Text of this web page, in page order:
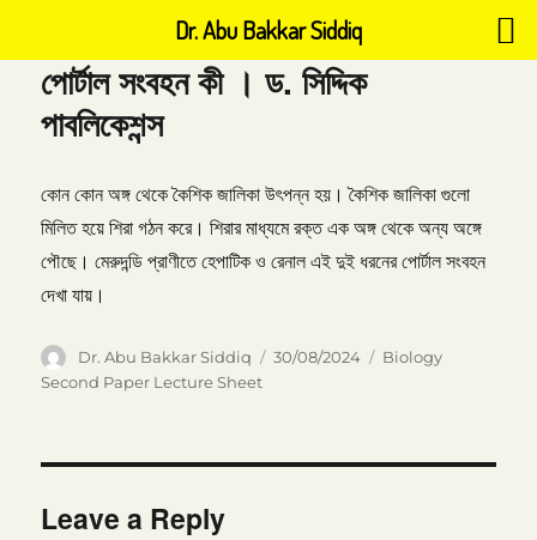
পোর্টাল সংবহন কী । ড. সিদ্দিক
পাবলিকেশন্স
কোন কোন অঙ্গ থেকে কৈশিক জালিকা উৎপন্ন হয়। কৈশিক জালিকা গুলো
মিলিত হয়ে শিরা গঠন করে। শিরার মাধ্যমে রক্ত এক অঙ্গ থেকে অন্য অঙ্গে
পৌছে। মেরুদন্ডি প্রাণীতে হেপাটিক ও রেনাল এই দুই ধরনের পোর্টাল সংবহন
দেখা যায়।
Author
Dr. Abu Bakkar Siddiq
Posted
30/08/2024 Categories
Biology
Second Paper Lecture Sheet
Leave a Reply
Dr. Abu Bakkar Siddiq